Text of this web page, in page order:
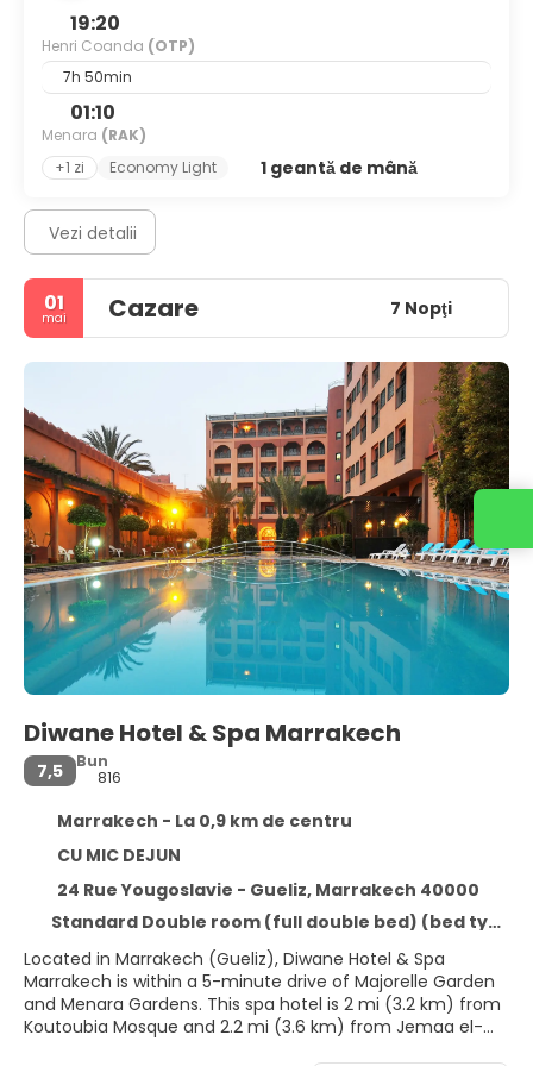
19:20
Henri Coanda (OTP)
7h 50min
01:10
Menara (RAK)
+1 zi
Economy Light 1 geantă de mână
Vezi detalii
01
mai Cazare 7 Nopţi
Diwane Hotel & Spa Marrakech
7,5
Bun
816
Marrakech - La 0,9 km de centru
CU MIC DEJUN
24 Rue Yougoslavie - Gueliz, Marrakech 40000
Standard Double room (full double bed) (bed type is subject to availability)
Located in Marrakech (Gueliz), Diwane Hotel & Spa
Marrakech is within a 5-minute drive of Majorelle Garden
and Menara Gardens. This spa hotel is 2 mi (3.2 km) from
Koutoubia Mosque and 2.2 mi (3.6 km) from Jemaa el-